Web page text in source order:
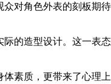
众对角色外表的刻板期
的造型设计。这一表
素质，更带来了心理